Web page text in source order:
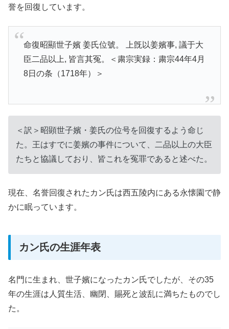
誉を回復しています。
命復昭顯世子嬪 姜氏位號。 上旣以姜嬪事, 議于大
臣二品以上, 皆言其冤。＜粛宗実録：粛宗44年4月
8日の条（1718年）＞
＜訳＞昭顕世子嬪・姜氏の位号を回復するよう命じ
た。王はすでに姜嬪の事件について、二品以上の大臣
たちと協議しており、皆これを冤罪であると述べた。
現在、名誉回復されたカン氏は西五陵内にある永懐園で静
かに眠っています。
カン氏の生涯年表
名門に生まれ、世子嬪になったカン氏でしたが、その35
年の生涯は人質生活、幽閉、賜死と波乱に満ちたものでし
た。